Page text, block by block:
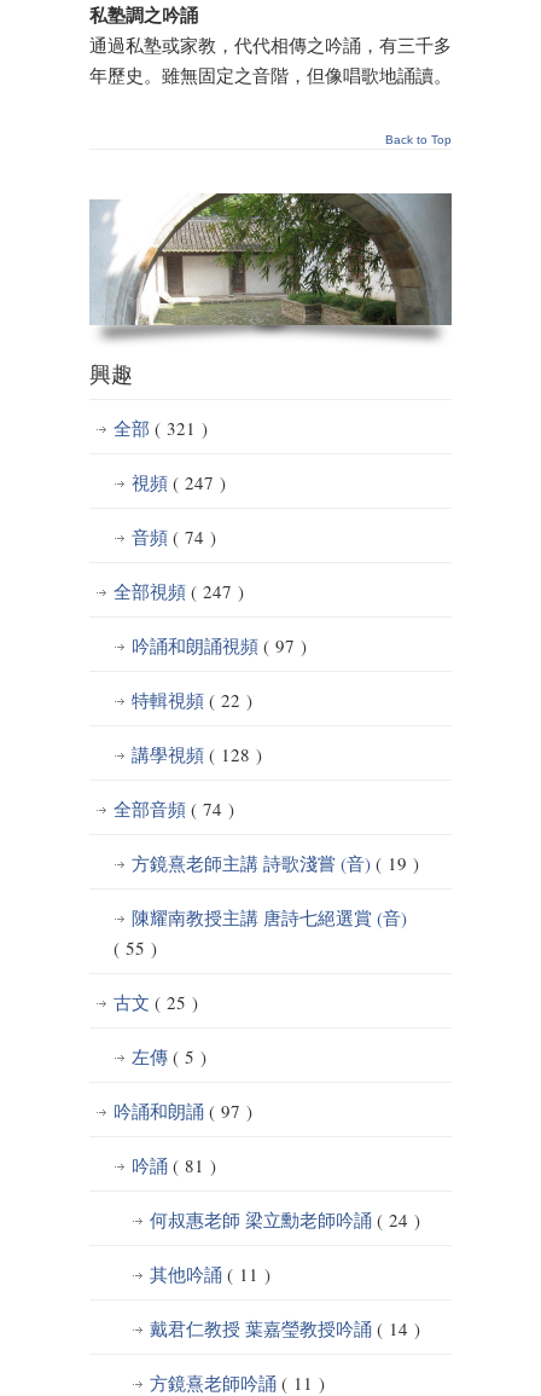
私塾調之吟誦
通過私塾或家教，代代相傳之吟誦，有三千多
年歷史。雖無固定之音階，但像唱歌地誦讀。
Back to Top
興趣
全部 ( 321 )
視頻 ( 247 )
音頻 ( 74 )
全部視頻 ( 247 )
吟誦和朗誦視頻 ( 97 )
特輯視頻 ( 22 )
講學視頻 ( 128 )
全部音頻 ( 74 )
方鏡熹老師主講 詩歌淺嘗 (音) ( 19 )
陳耀南教授主講 唐詩七絕選賞 (音)
( 55 )
古文 ( 25 )
左傳 ( 5 )
吟誦和朗誦 ( 97 )
吟誦 ( 81 )
何叔惠老師 梁立勳老師吟誦 ( 24 )
其他吟誦 ( 11 )
戴君仁教授 葉嘉瑩教授吟誦 ( 14 )
方鏡熹老師吟誦 ( 11 )